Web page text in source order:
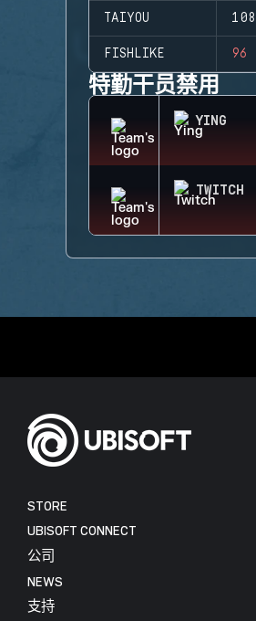
TAIYOU 108
FISHLIKE 96
特勤干员禁用
YING
TWITCH
STORE
UBISOFT CONNECT
公司
NEWS
支持